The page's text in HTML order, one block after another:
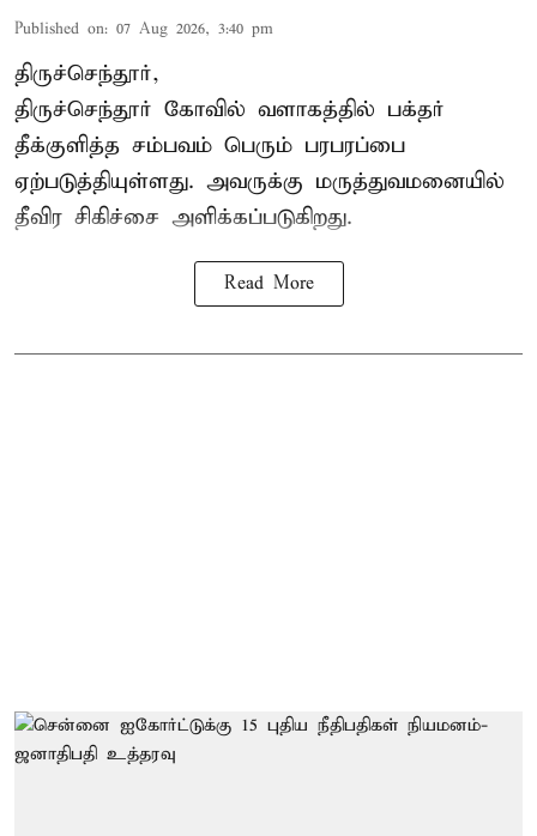
Published on: 07 Aug 2026, 3:40 pm
திருச்செந்தூர்,
திருச்செந்தூர் கோவில் வளாகத்தில் பக்தர்
தீக்குளித்த சம்பவம் பெரும் பரபரப்பை
ஏற்படுத்தியுள்ளது. அவருக்கு மருத்துவமனையில்
தீவிர சிகிச்சை அளிக்கப்படுகிறது.
Read More